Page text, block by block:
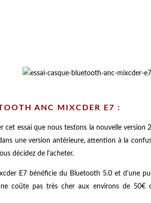
ANC MIXCDER E7 :
cet essai que nous testons la nouvelle
une version antérieure, attention à la
décidez de l'acheter.
E7 bénéficie du Bluetooth 5.0 et d'une
coûte pas très cher aux environs de 50€